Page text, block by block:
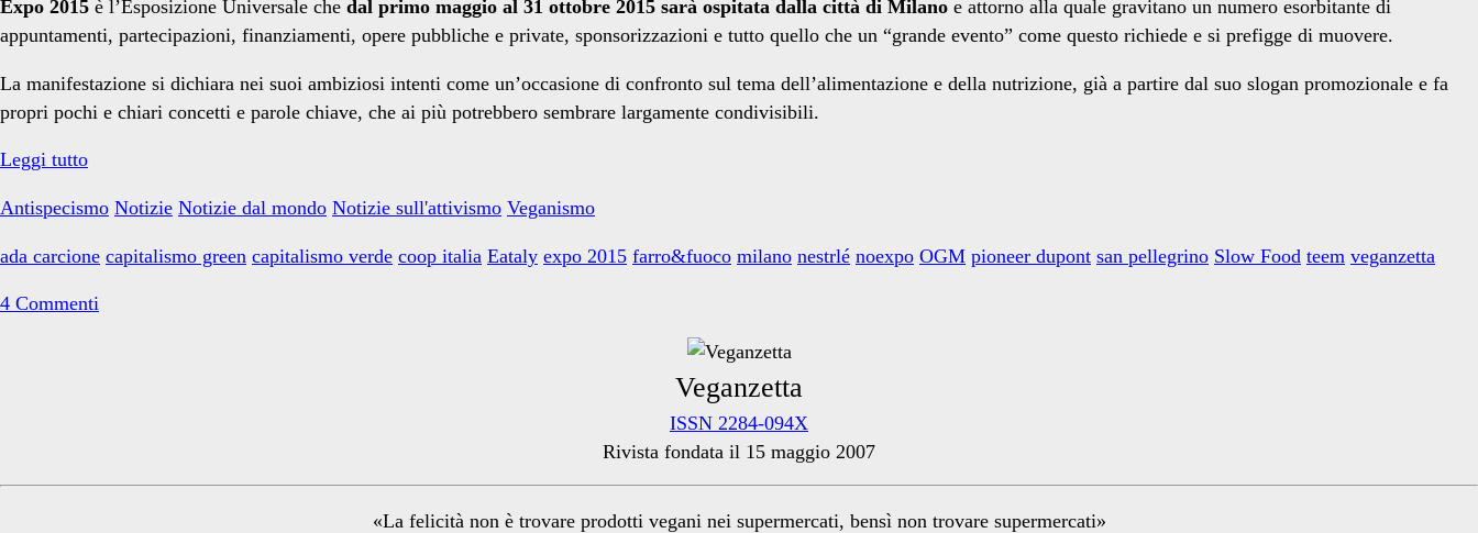
Expo 2015 è l’Esposizione Universale che dal primo maggio al 31 ottobre 2015 sarà ospitata dalla città di Milano e attorno alla quale gravitano un numero esorbitante di
appuntamenti, partecipazioni, finanziamenti, opere pubbliche e private, sponsorizzazioni e tutto quello che un “grande evento” come questo richiede e si prefigge di muovere.
La manifestazione si dichiara nei suoi ambiziosi intenti come un’occasione di confronto sul tema dell’alimentazione e della nutrizione, già a partire dal suo slogan promozionale e fa
propri pochi e chiari concetti e parole chiave, che ai più potrebbero sembrare largamente condivisibili.
Leggi tuttoIl
volto
EXPO
2015
Antispecismo Notizie Notizie dal mondo Notizie sull'attivismo Veganismo
ada carcione capitalismo green capitalismo verde coop italia Eataly expo 2015 farro&fuoco milano nestrlé noexpo OGM pioneer dupont san pellegrino Slow Food teem veganzetta
4 Commenti
Sidebar
Veganzetta
ISSN 2284-094X
Rivista fondata il 15 maggio 2007
«La felicità non è trovare prodotti vegani nei supermercati, bensì non trovare supermercati»